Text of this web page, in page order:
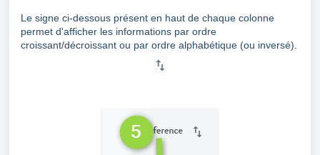
Le signe ci-dessous présent en haut de chaque colonne
permet d'afficher les informations par ordre
croissant/décroissant ou par ordre alphabétique (ou inversé).